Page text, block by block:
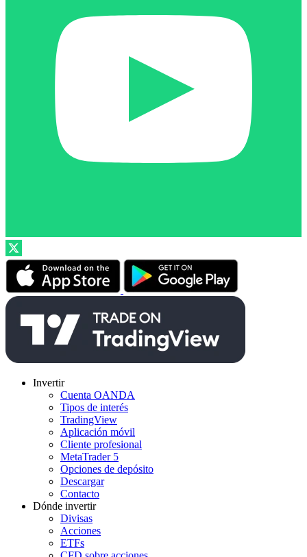
Invertir
Cuenta OANDA
Tipos de interés
TradingView
Aplicación móvil
Cliente profesional
MetaTrader 5
Opciones de depósito
Descargar
Contacto
Dónde invertir
Divisas
Acciones
ETFs